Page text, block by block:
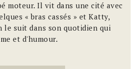
moteur. Il vit dans une cité avec
« bras cassés » et Katty,
le suit dans son quotidien qui
et d'humour.